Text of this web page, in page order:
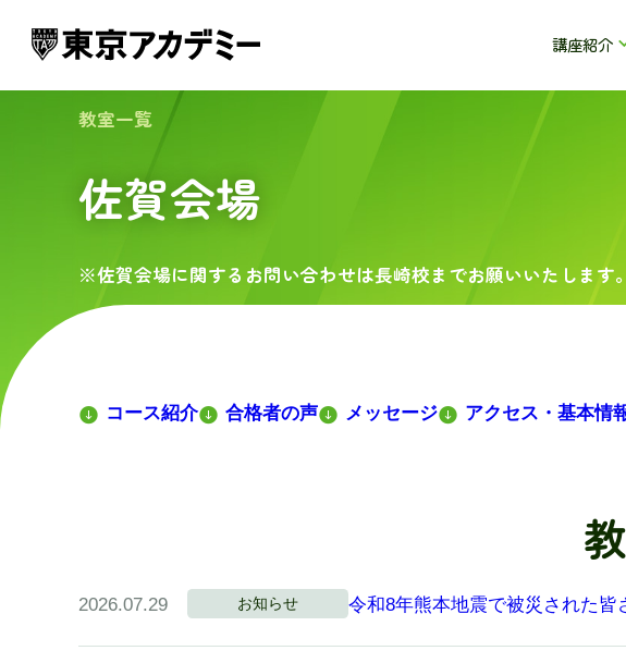
講座紹介
教室一覧
佐賀会場
※佐賀会場に関するお問い合わせは長崎校までお願いいたします。
コース紹介 合格者の声 メッセージ アクセス・基本情
2026.07.29 お知らせ 令和8年熊本地震で被災された皆